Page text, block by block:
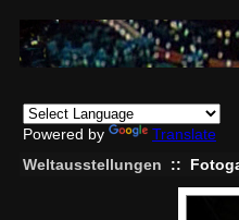
Powered by Translate
Weltausstellungen
::